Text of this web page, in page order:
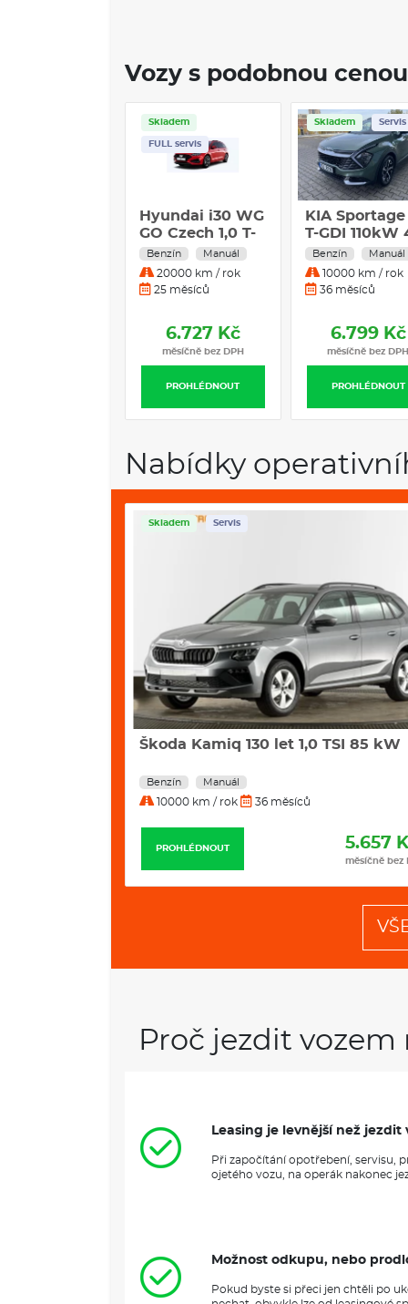
Vozy s podobnou cenou
Skladem
FULL servis
Hyundai i30 WG
GO Czech 1,0 T-
GDI 85 kW
Engine Red 1,0
T-GDI
Benzín Manuál
20000 km / rok
25 měsíců
PROHLÉDNOUT
6.727 Kč
měsíčně bez DPH
Skladem Servis
KIA Sportage
T-GDI 110kW
Exclusive
Benzín Manuál
10000 km / rok
36 měsíců
PROHLÉDNOUT
6.799 Kč
měsíčně bez DPH
Nabídky
Skladem Servis
Škoda Kamiq 130 let 1,0 TSI 85 kW
Benzín Manuál
10000 km / rok 36 měsíců
PROHLÉDNOUT 5.657
měsíčně bez
Proč jezdit
Leasing je levnější než
Při započítání opotřebení, servisu,
ojetého vozu, na operák nakonec
Možnost odkupu, nebo
Pokud byste si přeci jen chtěli po